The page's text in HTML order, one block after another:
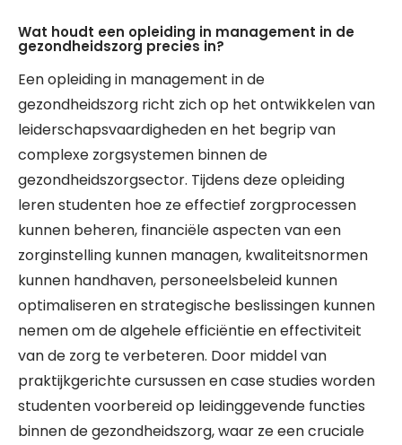
Wat houdt een opleiding in management in de
gezondheidszorg precies in?
Een opleiding in management in de
gezondheidszorg richt zich op het ontwikkelen van
leiderschapsvaardigheden en het begrip van
complexe zorgsystemen binnen de
gezondheidszorgsector. Tijdens deze opleiding
leren studenten hoe ze effectief zorgprocessen
kunnen beheren, financiële aspecten van een
zorginstelling kunnen managen, kwaliteitsnormen
kunnen handhaven, personeelsbeleid kunnen
optimaliseren en strategische beslissingen kunnen
nemen om de algehele efficiëntie en effectiviteit
van de zorg te verbeteren. Door middel van
praktijkgerichte cursussen en case studies worden
studenten voorbereid op leidinggevende functies
binnen de gezondheidszorg, waar ze een cruciale